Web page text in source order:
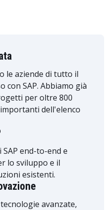
le aziende di tutto il
con SAP. Abbiamo già
per oltre 800
dell'elenco
end-to-end e
lo sviluppo e il
esistenti.
avanzate,